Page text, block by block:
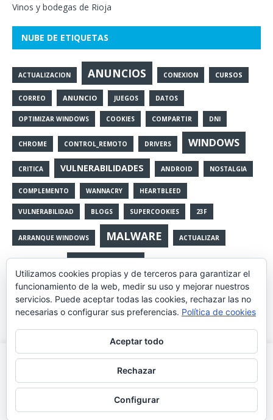
Vinos y bodegas de Rioja
NUBE DE ETIQUETAS
ACTUALIZACION ANUNCIOS CONEXION CURSOS
CORREO ANUNCIO JUEGOS DATOS
OPTIMIZAR WINDOWS COOKIES COMPARTIR DNI
CHROME CONTROL_REMOTO DRIVERS WINDOWS
CRITICA VULNERABILIDADES ANDROID NOSTALGIA
COMPLEMENTO WANNACRY HEARTBLEED
VULNERABILIDAD BLOGS SUPERCOOKIES 23F
ARRANQUE WINDOWS MALWARE ACTUALIZAR
BLOCKHAIN SERVICIOS
NAVEGACION DESINSTALAR VIGILANCIA GLOBAL FRAUDES
RIOJA2
CRIPTOMONEDAS LIBROS BUSCADORES RSS
Copyright © 2026 | Tema para WordPress deMH Themes
Utilizamos cookies propias y de terceros para mejorar la
experiencia de navegación, y ofrecer contenidos y publicidad
de interés. Al continuar con la navegación entendemos que se
acepta nuestra política de cookies.
Aceptar Leer más
Utilizamos cookies propias y de terceros para garantizar el
funcionamiento de la web, medir su uso y mejorar nuestros
servicios. Puede aceptar todas las cookies, rechazar las no
necesarias o configurar sus preferencias. Política de cookies
Aceptar todo
Rechazar
Configurar